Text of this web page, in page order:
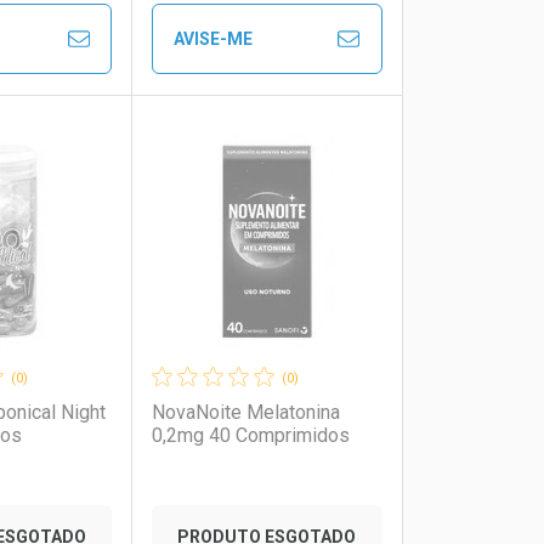
Convênio Ver Desconto Convênio
AVISE-ME
Laboratório
Por Menos
(0)
Night
(0)
NovaNoite Melatonina
0,2mg 40 Comprimidos
PRODUTO ESGOTADO